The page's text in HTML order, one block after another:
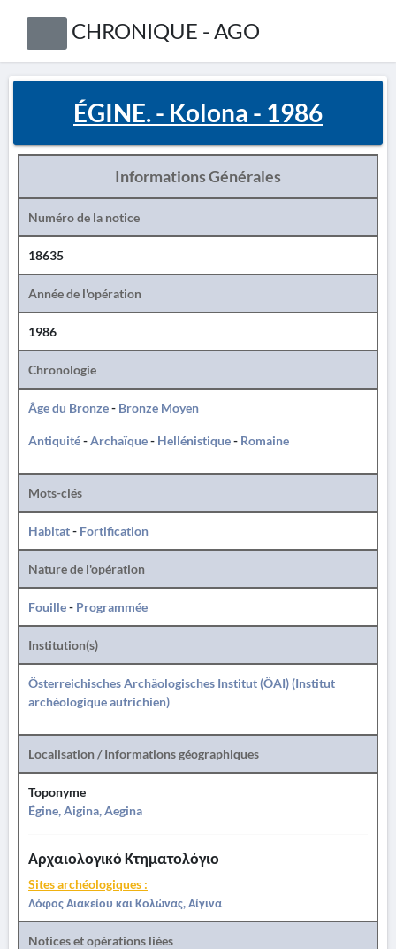
CHRONIQUE - AGO
ÉGINE. - Kolona - 1986
Informations Générales
Numéro de la notice
18635
Année de l'opération
1986
Chronologie
Âge du Bronze- Bronze Moyen
Antiquité-Archaïque- Hellénistique- Romaine
Mots-clés
Habitat- Fortification
Nature de l'opération
Fouille- Programmée
Institution(s)
Österreichisches Archäologisches Institut (ÖAI) (Institut
archéologique autrichien)
Localisation / Informations géographiques
Toponyme
Égine, Aigina, Aegina
Αρχαιολογικό Κτηματολόγιο
Sites archéologiques :
Λόφος Αιακείου και Κολώνας, Αίγινα
Notices et opérations liées